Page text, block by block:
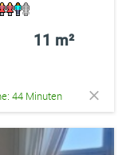
11 m²
44 Minuten